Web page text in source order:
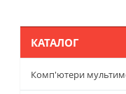
КАТАЛОГ
Комп'ютери